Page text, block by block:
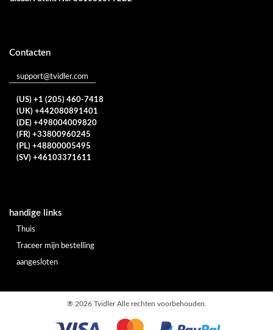
Contacten
support@tvidler.com
(US) +1 (205) 460-7418
(UK) +442080891401
(DE) +498004009820
(FR) +33800960245
(PL) +48800005495
(SV) +46103371611
handige links
Thuis
Traceer mijn bestelling
aangesloten
® 2026 Tvidler Alle rechten voorbehouden.